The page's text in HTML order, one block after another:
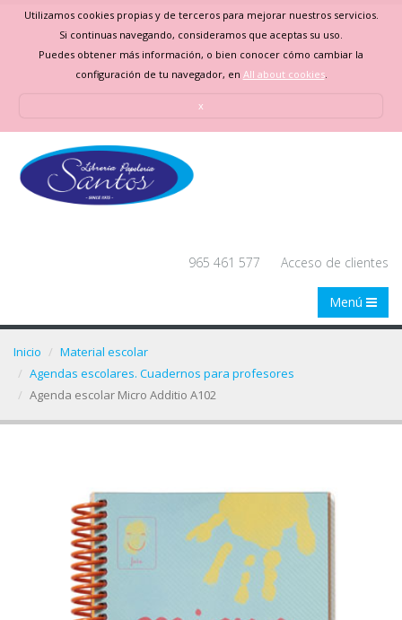
Utilizamos cookies propias y de terceros para mejorar nuestros servicios.
Si continuas navegando, consideramos que aceptas su uso.
Puedes obtener más información, o bien conocer cómo cambiar la
configuración de tu navegador, en All about cookies.
x
965 461 577 Acceso de clientes
Menú
Inicio
Material escolar
Agendas escolares. Cuadernos para profesores
Agenda escolar Micro Additio A102